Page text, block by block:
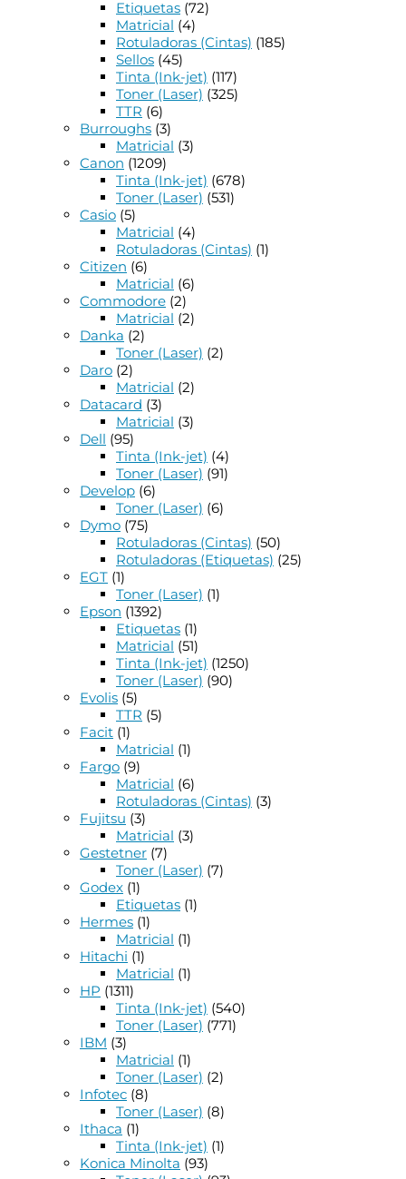
Etiquetas (72)
Matricial (4)
Rotuladoras (Cintas) (185)
Sellos (45)
Tinta (Ink-jet) (117)
Toner (Laser) (325)
TTR (6)
Burroughs (3)
Matricial (3)
Canon (1209)
Tinta (Ink-jet) (678)
Toner (Laser) (531)
Casio (5)
Matricial (4)
Rotuladoras (Cintas) (1)
Citizen (6)
Matricial (6)
Commodore (2)
Matricial (2)
Danka (2)
Toner (Laser) (2)
Daro (2)
Matricial (2)
Datacard (3)
Matricial (3)
Dell (95)
Tinta (Ink-jet) (4)
Toner (Laser) (91)
Develop (6)
Toner (Laser) (6)
Dymo (75)
Rotuladoras (Cintas) (50)
Rotuladoras (Etiquetas) (25)
EGT (1)
Toner (Laser) (1)
Epson (1392)
Etiquetas (1)
Matricial (51)
Tinta (Ink-jet) (1250)
Toner (Laser) (90)
Evolis (5)
TTR (5)
Facit (1)
Matricial (1)
Fargo (9)
Matricial (6)
Rotuladoras (Cintas) (3)
Fujitsu (3)
Matricial (3)
Gestetner (7)
Toner (Laser) (7)
Godex (1)
Etiquetas (1)
Hermes (1)
Matricial (1)
Hitachi (1)
Matricial (1)
HP (1311)
Tinta (Ink-jet) (540)
Toner (Laser) (771)
IBM (3)
Matricial (1)
Toner (Laser) (2)
Infotec (8)
Toner (Laser) (8)
Ithaca (1)
Tinta (Ink-jet) (1)
Konica Minolta (93)